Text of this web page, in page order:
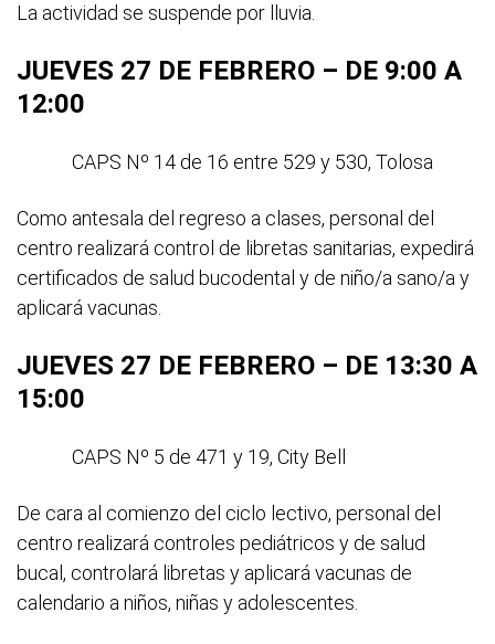
La actividad se suspende por lluvia.
JUEVES 27 DE FEBRERO – DE 9:00 A
12:00
CAPS Nº 14 de 16 entre 529 y 530, Tolosa
Como antesala del regreso a clases, personal del
centro realizará control de libretas sanitarias, expedirá
certificados de salud bucodental y de niño/a sano/a y
aplicará vacunas.
JUEVES 27 DE FEBRERO – DE 13:30 A
15:00
CAPS Nº 5 de 471 y 19, City Bell
De cara al comienzo del ciclo lectivo, personal del
centro realizará controles pediátricos y de salud
bucal, controlará libretas y aplicará vacunas de
calendario a niños, niñas y adolescentes.